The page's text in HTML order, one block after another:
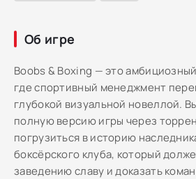
Об игре
Boobs & Boxing — это
где спортивный менеджмент
глубокой визуальной новеллой.
полную версию игры через
погрузиться в историю
боксёрского клуба, который
заведению славу и доказать